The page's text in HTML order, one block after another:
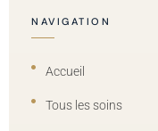
NAVIGATION
Accueil
Tous les soins